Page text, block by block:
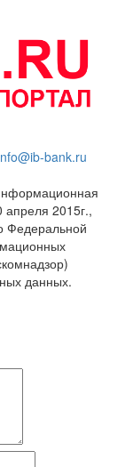
bank.ru
апреля 2015г.,
Федеральной
данных.